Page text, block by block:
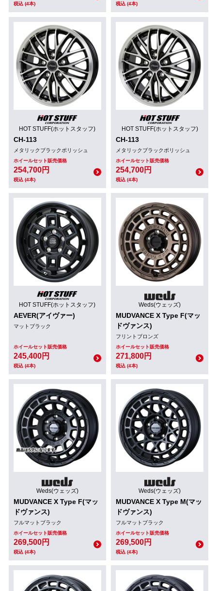
税込 (4本) 税込 (4本)
HOT STUFF(ホットスタッフ)
CH-113
メタリックブラックポリッシュ
ホイールセット販売価格
254,700円
税込 (4本)
HOT STUFF(ホットスタッフ)
CH-113
メタリックブラックポリッシュ
ホイールセット販売価格
254,700円
税込 (4本)
HOT STUFF(ホットスタッフ)
AEVER(アイヴァー)
マットブラック
ホイールセット販売価格
245,400円
税込 (4本)
Weds(ウェッズ)
MUDVANCE X Type F(マッ
ドヴァンス)
フリントブロンズ
ホイールセット販売価格
271,800円
税込 (4本)
Weds(ウェッズ)
MUDVANCE X Type F(マッ
ドヴァンス)
フルマットブラック
ホイールセット販売価格
269,500円
税込 (4本)
Weds(ウェッズ)
MUDVANCE X Type M(マッ
ドヴァンス)
フルマットブラック
ホイールセット販売価格
269,500円
税込 (4本)